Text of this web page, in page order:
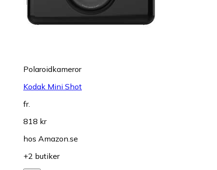
Polaroidkameror
Kodak Mini Shot
fr.
818 kr
hos Amazon.se
+2 butiker